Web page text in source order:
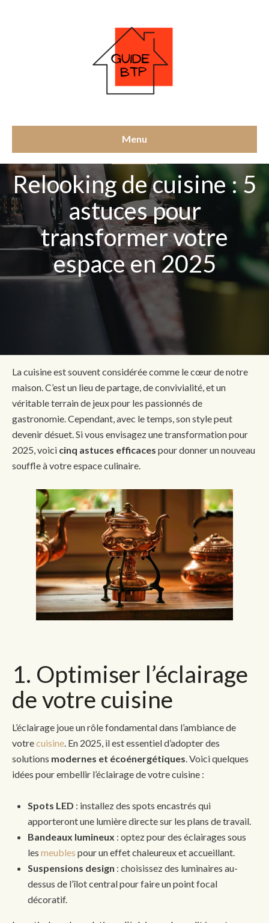
Menu
Relooking de cuisine : 5
astuces pour
transformer votre
espace en 2025
La cuisine est souvent considérée comme le cœur de notre
maison. C’est un lieu de partage, de convivialité, et un
véritable terrain de jeux pour les passionnés de
gastronomie. Cependant, avec le temps, son style peut
devenir désuet. Si vous envisagez une transformation pour
2025, voici cinq astuces efficaces pour donner un nouveau
souffle à votre espace culinaire.
1. Optimiser l’éclairage
de votre cuisine
L’éclairage joue un rôle fondamental dans l’ambiance de
votrecuisine. En 2025, il est essentiel d’adopter des
solutions modernes et écoénergétiques. Voici quelques
idées pour embellir l’éclairage de votre cuisine :
Spots LED : installez des spots encastrés qui
apporteront une lumière directe sur les plans de travail.
Bandeaux lumineux : optez pour des éclairages sous
les meubles pour un effet chaleureux et accueillant.
Suspensions design : choisissez des luminaires au-
dessus de l’îlot central pour faire un point focal
décoratif.